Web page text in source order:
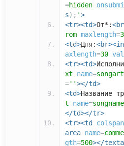
=hidden
s); '>
<tr><td>От*:
rom maxlength=
<td>Для:
axlength=30
<tr><td>
xt
name=
=''></td>
<td>Название
t
name=songname
</td></tr>
<tr><td
colspan
area name=
gth=500></